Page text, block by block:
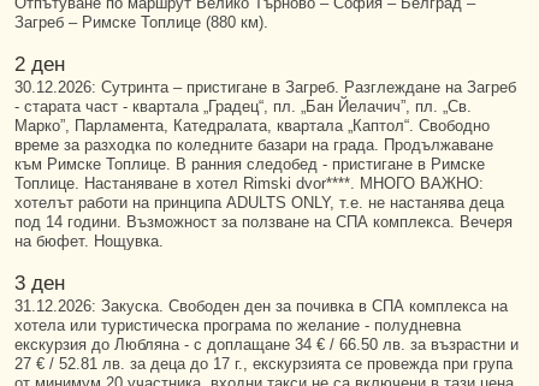
Загреб – Римске Топлице (880 км).
2 ден
30.12.2026: Сутринта – пристигане в Загреб. Разглеждане на Загреб
- старата част - квартала „Градец“, пл. „Бан Йелачич”, пл. „Св.
Марко”, Парламента, Катедралата, квартала „Каптол“. Свободно
време за разходка по коледните базари на града. Продължаване
към Римске Топлице. В ранния следобед - пристигане в Римске
Топлице. Настаняване в хотел Rimski dvor****. МНОГО ВАЖНО:
хотелът работи на принципа ADULTS ONLY, т.е. не настанява деца
под 14 години. Възможност за ползване на СПА комплекса. Вечеря
на бюфет. Нощувка.
3 ден
31.12.2026: Закуска. Свободен ден за почивка в СПА комплекса на
хотела или туристическа програма по желание - полудневна
екскурзия до Любляна - с доплащане 34 € / 66.50 лв. за възрастни и
27 € / 52.81 лв. за деца до 17 г., екскурзията се провежда при група